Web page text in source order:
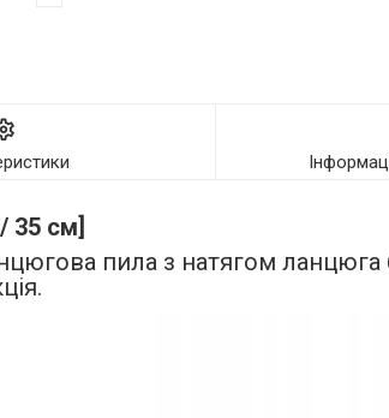
35 см]
пила з натягом ланцюга